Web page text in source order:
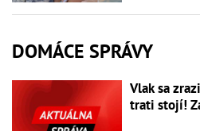
DOMÁCE SPRÁVY
Vlak sa
trati stojí!